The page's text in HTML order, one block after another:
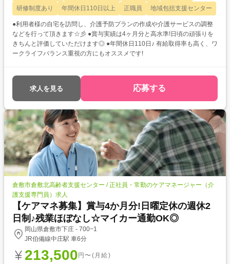
研修制度あり
年間休日110日以上 正職員 地域包括支援センター
●利用者様の自宅を訪問し、介護予防プランの作成や介護サービスの調整
などを行って頂きます☆彡 ●賞与実績は4ヶ月分と高水準!日頃の頑張りを
きちんと評価していただけます◎ ●年間休日110日♪ 有給取得率も高く、ワ
ークライフバランス重視の方にもオススメです!
求人を見る 応募する
倉敷市倉敷北高齢者支援センター / 正社員・常勤のケアマネージャー（介
護支援専門員）求人
【ケアマネ募集】賞与4か月分!日曜定休の週休2
日制♪残業ほぼなし☆マイカー通勤OK◎
岡山県倉敷市下庄 - 700−1
JR伯備線中庄駅 車6分
213,500 円〜(月給)